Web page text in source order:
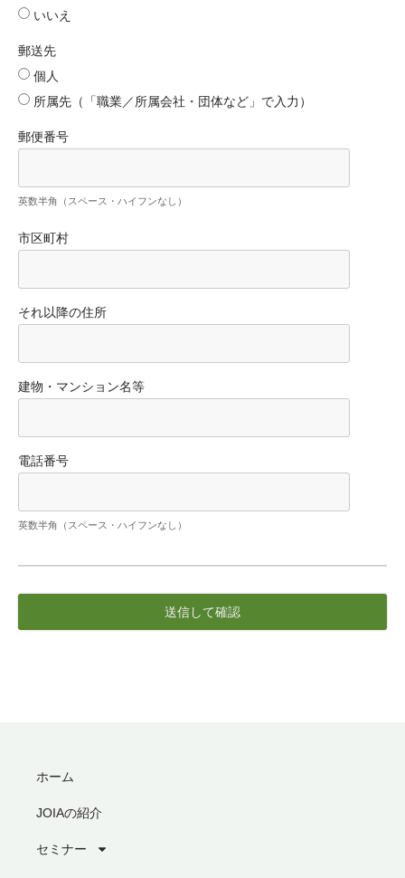
いいえ
郵送先
個人
所属先（「職業／所属会社・団体など」で入力）
郵便番号
英数半角（スペース・ハイフンなし）
市区町村
それ以降の住所
建物・マンション名等
電話番号
英数半角（スペース・ハイフンなし）
ホーム
JOIAの紹介
セミナー